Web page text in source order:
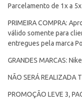
Parcelamento de 1x a
PRIMEIRA COMPRA:
válido somente para
entregues pela marca
GRANDES MARCAS:
NÃO SERÁ REALIZADA
PROMOÇÃO LEVE 3,